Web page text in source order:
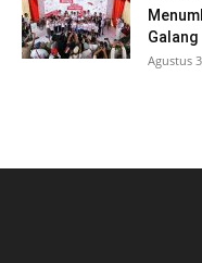
Galang
Agustus